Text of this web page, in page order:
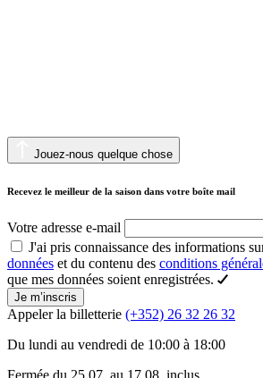
Jouez-nous quelque chose
Recevez le meilleur de la saison dans votre boîte mail
Votre adresse e-mail
J'ai pris connaissance des informations
données et du contenu des conditions
que mes données soient enregistrées.
Je m’inscris
Appeler la billetterie (+352) 26 32 26 32
Du lundi au vendredi de 10:00 à 18:00